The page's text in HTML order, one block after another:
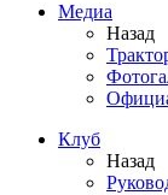
Медиа
Назад
Клуб
Назад